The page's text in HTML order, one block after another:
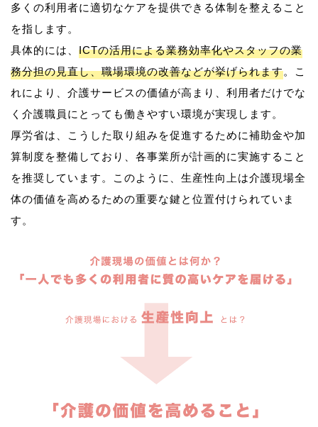
多くの利用者に適切なケアを提供できる体制を整えること
を指します。
具体的には、 ICTの活用による業務効率化やスタッフの業
務分担の見直し、職場環境の改善などが挙げられます。こ
れにより、介護サービスの価値が高まり、利用者だけでな
く介護職員にとっても働きやすい環境が実現します。
厚労省は、こうした取り組みを促進するために補助金や加
算制度を整備しており、各事業所が計画的に実施すること
を推奨しています。このように、生産性向上は介護現場全
体の価値を高めるための重要な鍵と位置付けられていま